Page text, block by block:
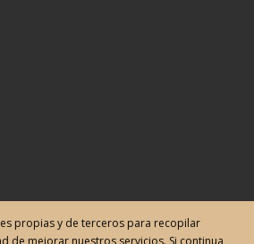
propias y de terceros para recopilar
de mejorar nuestros servicios. Si continua